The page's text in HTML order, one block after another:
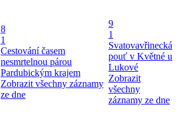
8
1
Cestování časem
nesmrtelnou párou
Pardubickým krajem
Zobrazit všechny záznamy
ze dne
9
1
Svatovavřinecká
pouť v Květné u
Lukové
Zobrazit
všechny
záznamy ze dne